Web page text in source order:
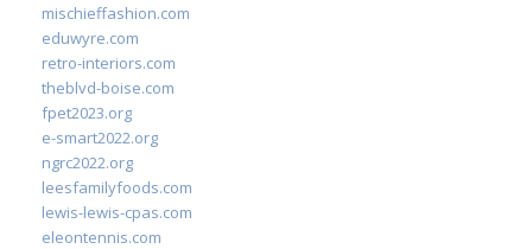
mischieffashion.com
eduwyre.com
retro-interiors.com
theblvd-boise.com
fpet2023.org
e-smart2022.org
ngrc2022.org
leesfamilyfoods.com
lewis-lewis-cpas.com
eleontennis.com